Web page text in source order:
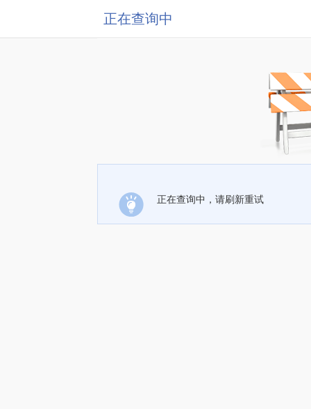
正在查询中
正在查询中，请刷新重试